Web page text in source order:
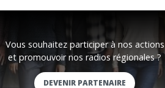
Vous souhaitez participer à nos actions
et promouvoir nos radios régionales ?
DEVENIR PARTENAIRE